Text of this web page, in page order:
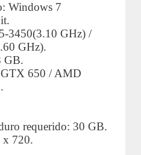
Windows 7
3450(3.10 GHz) /
GHz).
GB.
650 / AMD
requerido: 30 GB.
x 720.